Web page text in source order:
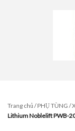
Trang chủ/PHỤ TÙNG /
Lithium Noblelift PWB-